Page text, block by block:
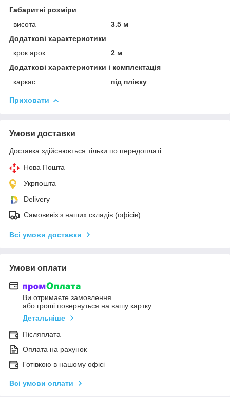
Габаритні розміри
висота
3.5 м
Додаткові характеристики
крок арок
2 м
Додаткові характеристики і комплектація
каркас
під плівку
Приховати
Умови доставки
Доставка здійснюється тільки по передоплаті.
Нова Пошта
Укрпошта
Delivery
Самовивіз з наших складів (офісів)
Всі умови доставки
Умови оплати
Ви отримаєте замовлення
або гроші повернуться на вашу картку
Детальніше
Післяплата
Оплата на рахунок
Готівкою в нашому офісі
Всі умови оплати